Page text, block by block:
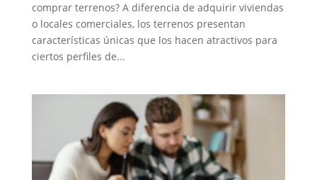
comprar terrenos? A diferencia de adquirir viviendas
o locales comerciales, los terrenos presentan
características únicas que los hacen atractivos para
ciertos perfiles de...